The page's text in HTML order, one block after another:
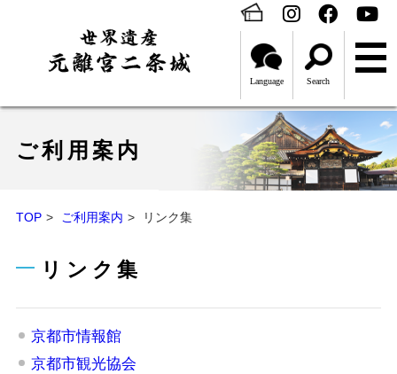
Language Search
ご利用案内
TOP ご利用案内 リンク集
リンク集
京都市情報館
京都市観光協会